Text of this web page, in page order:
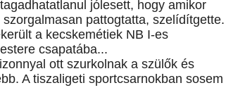
jólesett, hogy amikor
pattogtatta, szelídítgette.
a kecskemétiek NB I-es
csapatába...
ott szurkolnak a szülők és
A tiszaligeti sportcsarnokban sosem